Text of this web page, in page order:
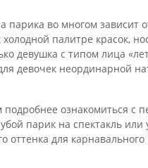
парика во многом зависит
холодной палитре красок,
девушка с типом лица
девочек неординарной
подробнее ознакомиться с
парик на спектакль
оттенка для